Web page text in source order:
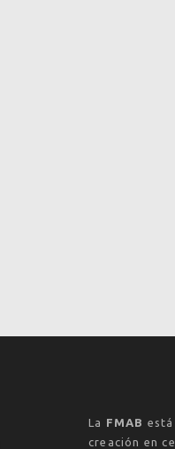
La FMAB
creación en